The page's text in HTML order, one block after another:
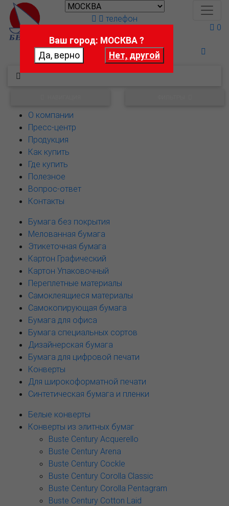
Поможем выбрать
телефон
0
О компании
Пресс-центр
Продукция
Как купить
Где купить
Полезное
Вопрос-ответ
Контакты
Бумага без покрытия
Мелованная бумага
Этикеточная бумага
Картон Графический
Картон Упаковочный
Переплетные материалы
Самоклеящиеся материалы
Самокопирующая бумага
Бумага для офиса
Бумага специальных сортов
Дизайнерская бумага
Бумага для цифровой печати
Конверты
Для широкоформатной печати
Синтетическая бумага и пленки
Белые конверты
Конверты из элитных бумаг
Buste Century Acquerello
Buste Century Arena
Buste Century Cockle
Buste Century Corolla Classic
Buste Century Corolla Pentagram
Buste Century Cotton Laid
Ваш город: МОСКВА ?